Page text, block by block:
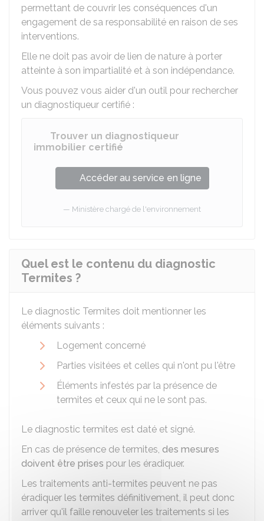
permettant de couvrir les conséquences d'un
engagement de sa responsabilité en raison de ses
interventions.
Elle ne doit pas avoir de lien de nature à porter
atteinte à son impartialité et à son indépendance.
Vous pouvez vous aider d'un outil pour rechercher
un diagnostiqueur certifié :
Trouver un diagnostiqueur
immobilier certifié
Accéder au service en ligne
Ministère chargé de l'environnement
Quel est le contenu du diagnostic
Termites ?
Le diagnostic Termites doit mentionner les
éléments suivants :
Logement concerné
Parties visitées et celles qui n'ont pu l'être
Éléments infestés par la présence de
termites et ceux qui ne le sont pas.
Le diagnostic termites est daté et signé.
En cas de présence de termites, des mesures
doivent être prises pour les éradiquer.
Les traitements anti-termites peuvent ne pas
éradiquer les termites définitivement, il peut donc
arriver qu'il faille renouveler les traitements si les